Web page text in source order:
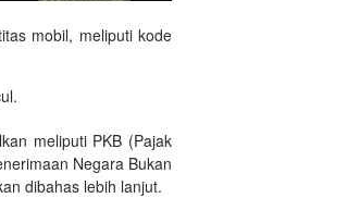
mobil, meliputi kode
meliputi PKB (Pajak
Negara Bukan
dibahas lebih lanjut.